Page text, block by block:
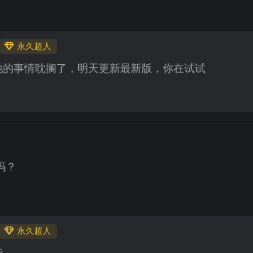
永久超人
事情耽搁了，明天更新最新版，你在试试
？
永久超人